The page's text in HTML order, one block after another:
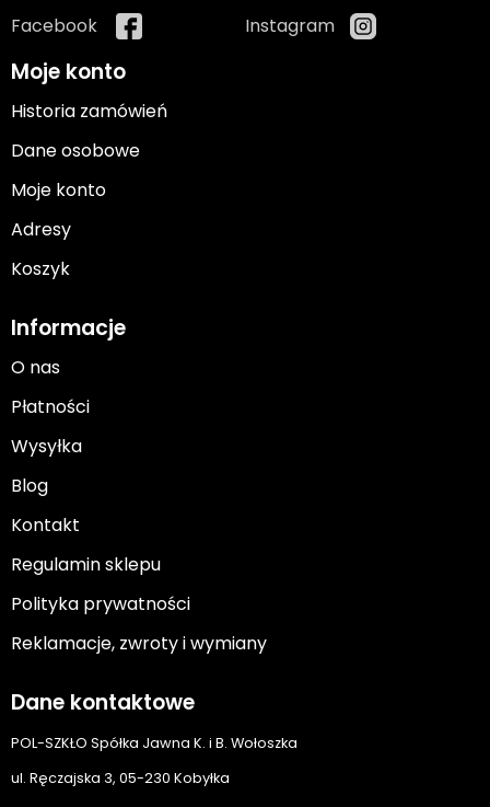
Facebook Instagram
Moje konto
Historia zamówień
Dane osobowe
Moje konto
Adresy
Koszyk
Informacje
O nas
Płatności
Wysyłka
Blog
Kontakt
Regulamin sklepu
Polityka prywatności
Reklamacje, zwroty i wymiany
Dane kontaktowe
POL-SZKŁO Spółka Jawna K. i B. Wołoszka
ul. Ręczajska 3, 05-230 Kobyłka